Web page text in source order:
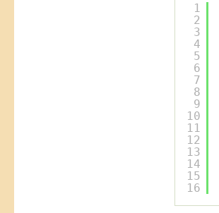
1
2
3
4
5
6
7
8
9
10
11
12
13
14
15
16